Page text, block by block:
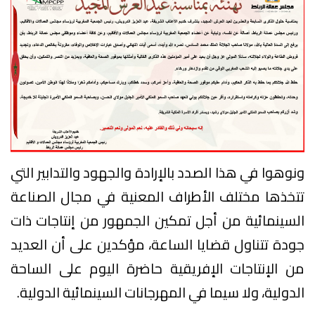
ونوهوا في هذا الصدد بالإرادة والجهود والتدابير التي
تتخذها مختلف الأطراف المعنية في مجال الصناعة
السينمائية من أجل تمكين الجمهور من إنتاجات ذات
جودة تتناول قضايا الساعة، مؤكدين على أن العديد
من الإنتاجات الإفريقية حاضرة اليوم على الساحة
الدولية، ولا سيما في المهرجانات السينمائية الدولية.